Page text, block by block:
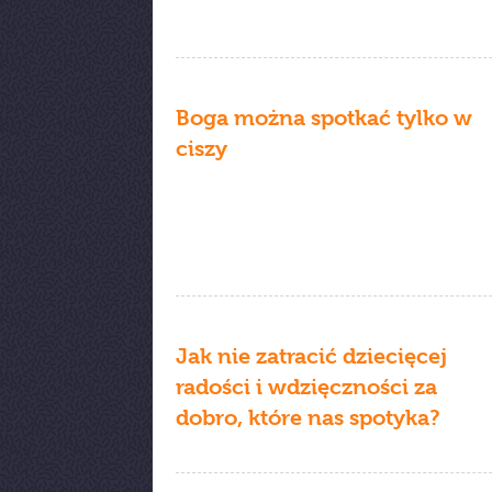
Boga można spotkać tylko w
ciszy
Jak nie zatracić dziecięcej
radości i wdzięczności za
dobro, które nas spotyka?